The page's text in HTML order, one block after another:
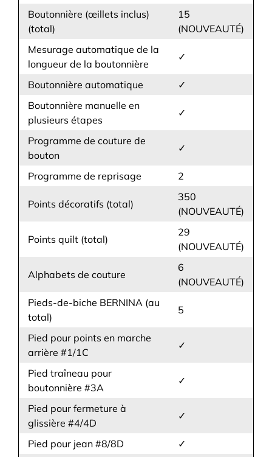
Boutonnière (œillets inclus)
(total)
15
(NOUVEAUTÉ)
Mesurage automatique de la
longueur de la boutonnière
✓
Boutonnière automatique
✓
Boutonnière manuelle en
plusieurs étapes
✓
Programme de couture de
bouton
✓
Programme de reprisage 2
Points décoratifs (total)
350
(NOUVEAUTÉ)
Points quilt (total)
29
(NOUVEAUTÉ)
Alphabets de couture
6
(NOUVEAUTÉ)
Pieds-de-biche BERNINA (au
total)
5
Pied pour points en marche
arrière #1/1C
✓
Pied traîneau pour
boutonnière #3A
✓
Pied pour fermeture à
glissière #4/4D
✓
Pied pour jean #8/8D
✓